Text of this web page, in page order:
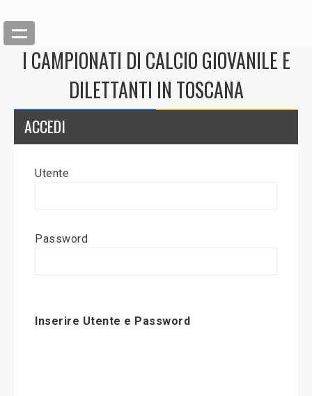
Back
Modifica News
I CAMPIONATI DI CALCIO GIOVANILE E
DILETTANTI IN TOSCANA
ACCEDI
Utente
Password
Inserire Utente e Password